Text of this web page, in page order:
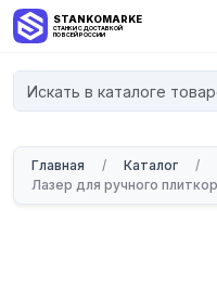
STANKOMARKET
СТАНКИ С ДОСТАВКОЙ
ПО ВСЕЙ РОССИИ
Главная / Каталог /
Лазер для ручного